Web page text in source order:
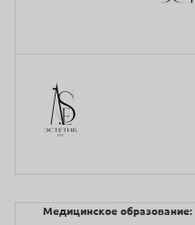
Медицинское образование: